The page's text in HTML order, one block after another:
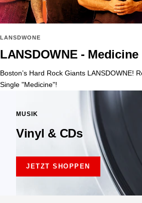
LANSDWONE
LANSDOWNE - Medicine
Boston’s Hard Rock Giants LANSDOWNE!
Single "Medicine"!
MUSIK
Vinyl & CDs
JETZT SHOPPEN